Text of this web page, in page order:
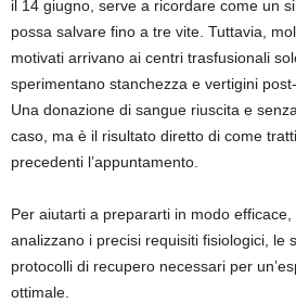
il 14 giugno, serve a ricordare come un
possa salvare fino a tre vite. Tuttavia,
motivati ​​arrivano ai centri trasfusionali
sperimentano stanchezza e vertigini
Una donazione di sangue riuscita e
caso, ma è il risultato diretto di come
precedenti l’appuntamento.
Per aiutarti a prepararti in modo
analizzano i precisi requisiti fisiologici, le
protocolli di recupero necessari per
ottimale.